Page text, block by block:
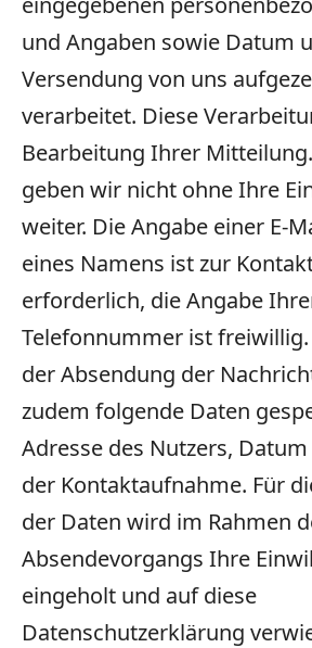
und Angaben sowie Datum
Versendung von uns
verarbeitet. Diese
Bearbeitung Ihrer
geben wir nicht ohne Ihre
weiter. Die Angabe einer E-
eines Namens ist zur
erforderlich, die Angabe
Telefonnummer ist
der Absendung der
zudem folgende Daten
Adresse des Nutzers,
der Kontaktaufnahme. Für
der Daten wird im Rahmen
Absendevorgangs Ihre
eingeholt und auf diese
Datenschutzerklärung